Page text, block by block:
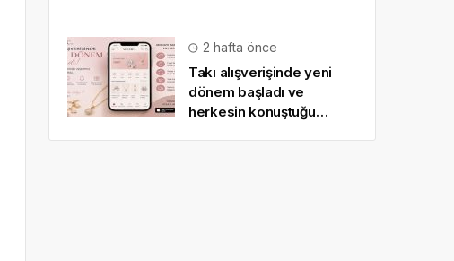
2 hafta önce
Takı alışverişinde yeni
dönem başladı ve
herkesin konuştuğu